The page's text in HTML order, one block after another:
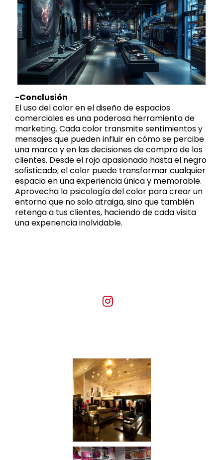
-Conclusión
El uso del color en el diseño de espacios
comerciales es una poderosa herramienta de
marketing. Cada color transmite sentimientos y
mensajes que pueden influir en cómo se percibe
una marca y en las decisiones de compra de los
clientes. Desde el rojo apasionado hasta el negro
sofisticado, el color puede transformar cualquier
espacio en una experiencia única y memorable.
Aprovecha la psicología del color para crear un
entorno que no solo atraiga, sino que también
retenga a tus clientes, haciendo de cada visita
una experiencia inolvidable.